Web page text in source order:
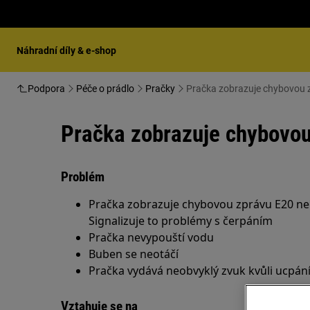
Náhradní díly & e-shop
Podpora Péče o prádlo Pračky Pračka zobrazuje chybovou
Pračka zobrazuje
Problém
Pračka zobrazuje chybovou zprávu E20
Signalizuje to problémy s čerpáním
Pračka nevypouští vodu
Buben se neotáčí
Pračka vydává neobvyklý zvuk kvůli
Vztahuje se na